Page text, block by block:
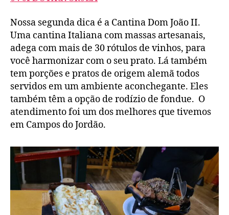
Nossa segunda dica é a Cantina Dom João II.
Uma cantina Italiana com massas artesanais,
adega com mais de 30 rótulos de vinhos, para
você harmonizar com o seu prato. Lá também
tem porções e pratos de origem alemã todos
servidos em um ambiente aconchegante. Eles
também têm a opção de rodízio de fondue. O
atendimento foi um dos melhores que tivemos
em Campos do Jordão.